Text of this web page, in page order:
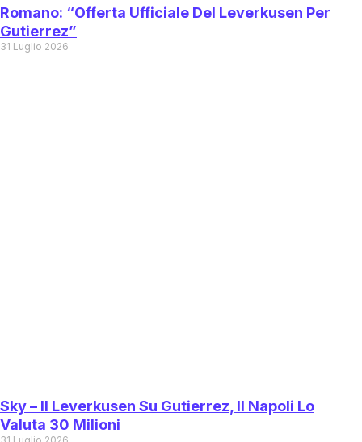
Romano: “Offerta Ufficiale Del Leverkusen Per
Gutierrez”
31 Luglio 2026
Sky – Il Leverkusen Su Gutierrez, Il Napoli Lo
Valuta 30 Milioni